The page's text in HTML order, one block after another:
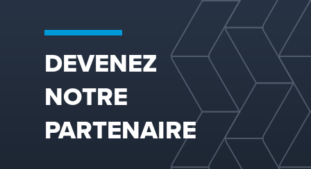
DEVENEZ
NOTRE
PARTENAIRE